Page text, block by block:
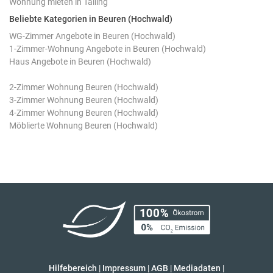
Beliebte Kategorien in Beuren (Hochwald)
WG-Zimmer Angebote in Beuren (Hochwald)
1-Zimmer-Wohnung Angebote in Beuren (Hochwald)
Haus Angebote in Beuren (Hochwald)
2-Zimmer Wohnung Beuren (Hochwald)
3-Zimmer Wohnung Beuren (Hochwald)
4-Zimmer Wohnung Beuren (Hochwald)
Möblierte Wohnung Beuren (Hochwald)
Hilfebereich | Impressum |AGB | Mediadaten |